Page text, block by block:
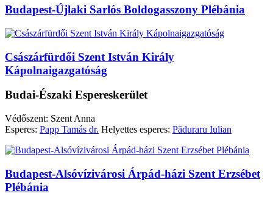
Budapest-Újlaki Sarlós Boldogasszony Plébánia
Császárfürdői Szent István Király
Kápolnaigazgatóság
Budai-Északi Espereskerület
Védőszent: Szent Anna
Esperes: Papp Tamás dr. Helyettes esperes: Păduraru Iulian
Budapest-Alsóvízivárosi Árpád-házi Szent Erzsébet
Plébánia